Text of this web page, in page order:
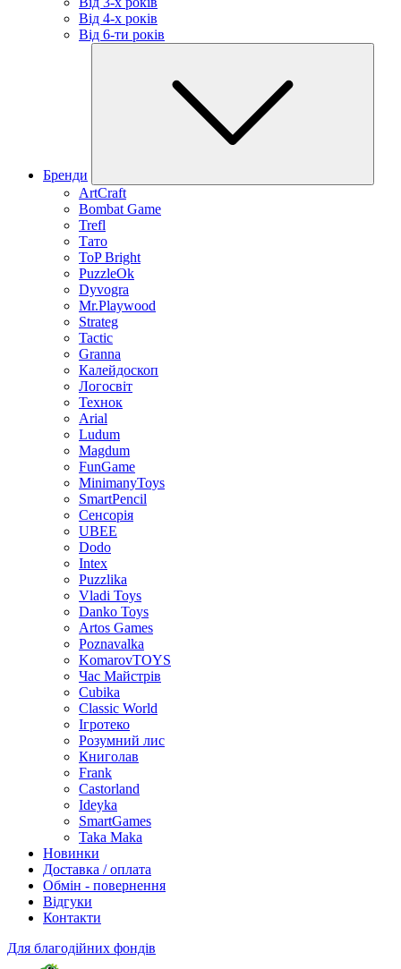
Від 4-х років
Від 6-ти років
Бренди
ArtCraft
Bombat Game
Trefl
Тато
ToP Bright
PuzzleOk
Dyvogra
Mr.Playwood
Strateg
Tactic
Granna
Калейдоскоп
Логосвіт
Технок
Arial
Ludum
Magdum
FunGame
MinimanyToys
SmartPencil
Сенсорія
UBEE
Dodo
Intex
Puzzlika
Vladi Toys
Danko Toys
Artos Games
Poznavalka
KomarovTOYS
Час Майстрів
Cubika
Classic World
Ігротеко
Розумний лис
Книголав
Frank
Castorland
Ideyka
SmartGames
Taka Maka
Новинки
Доставка / оплата
Обмін - повернення
Відгуки
Контакти
Для благодійних фондів